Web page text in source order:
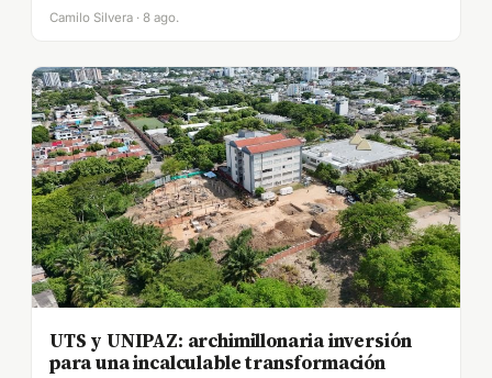
Camilo Silvera · 8 ago.
UTS y UNIPAZ: archimillonaria inversión
para una incalculable transformación